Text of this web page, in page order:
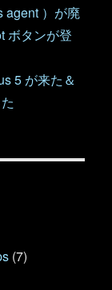
agent ）が廃
ボタンが登
5 が来た＆
(7)